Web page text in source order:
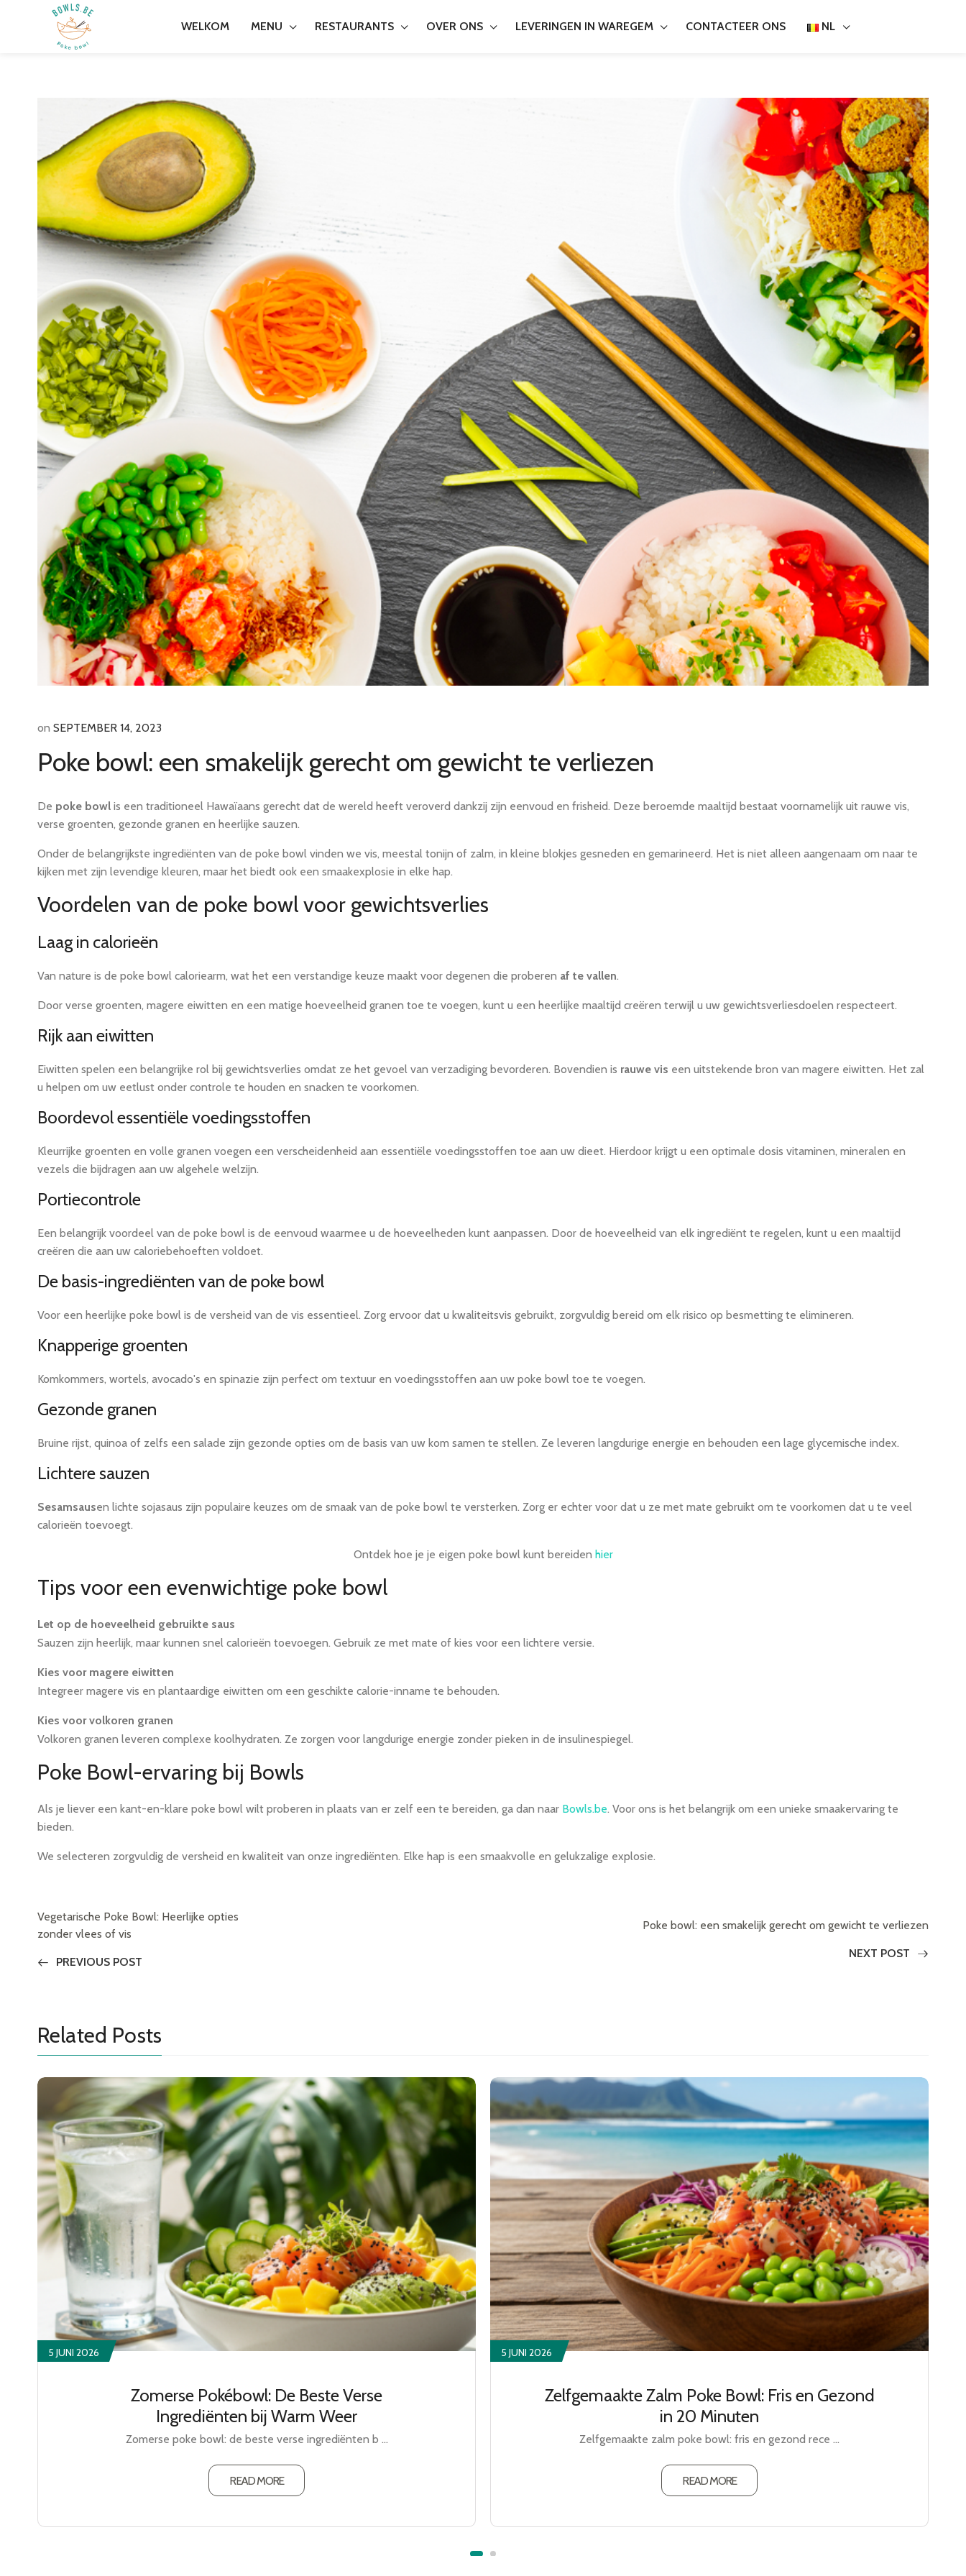
WELKOM MENU RESTAURANTS OVER ONS LEVERINGEN IN WAREGEM CONTACTEER ONS NL
on SEPTEMBER 14, 2023
Poke bowl: een smakelijk gerecht om gewicht te verliezen
De poke bowl is een traditioneel Hawaïaans gerecht dat de wereld heeft veroverd dankzij zijn eenvoud en frisheid. Deze beroemde maaltijd bestaat voornamelijk uit rauwe vis,
verse groenten, gezonde granen en heerlijke sauzen.
Onder de belangrijkste ingrediënten van de poke bowl vinden we vis, meestal tonijn of zalm, in kleine blokjes gesneden en gemarineerd. Het is niet alleen aangenaam om naar te
kijken met zijn levendige kleuren, maar het biedt ook een smaakexplosie in elke hap.
Voordelen van de poke bowl voor gewichtsverlies
Laag in calorieën
Van nature is de poke bowl caloriearm, wat het een verstandige keuze maakt voor degenen die proberen af te vallen.
Door verse groenten, magere eiwitten en een matige hoeveelheid granen toe te voegen, kunt u een heerlijke maaltijd creëren terwijl u uw gewichtsverliesdoelen respecteert.
Rijk aan eiwitten
Eiwitten spelen een belangrijke rol bij gewichtsverlies omdat ze het gevoel van verzadiging bevorderen. Bovendien is rauwe vis een uitstekende bron van magere eiwitten. Het zal
u helpen om uw eetlust onder controle te houden en snacken te voorkomen.
Boordevol essentiële voedingsstoffen
Kleurrijke groenten en volle granen voegen een verscheidenheid aan essentiële voedingsstoffen toe aan uw dieet. Hierdoor krijgt u een optimale dosis vitaminen, mineralen en
vezels die bijdragen aan uw algehele welzijn.
Portiecontrole
Een belangrijk voordeel van de poke bowl is de eenvoud waarmee u de hoeveelheden kunt aanpassen. Door de hoeveelheid van elk ingrediënt te regelen, kunt u een maaltijd
creëren die aan uw caloriebehoeften voldoet.
De basis-ingrediënten van de poke bowl
Voor een heerlijke poke bowl is de versheid van de vis essentieel. Zorg ervoor dat u kwaliteitsvis gebruikt, zorgvuldig bereid om elk risico op besmetting te elimineren.
Knapperige groenten
Komkommers, wortels, avocado's en spinazie zijn perfect om textuur en voedingsstoffen aan uw poke bowl toe te voegen.
Gezonde granen
Bruine rijst, quinoa of zelfs een salade zijn gezonde opties om de basis van uw kom samen te stellen. Ze leveren langdurige energie en behouden een lage glycemische index.
Lichtere sauzen
Sesamsausen lichte sojasaus zijn populaire keuzes om de smaak van de poke bowl te versterken. Zorg er echter voor dat u ze met mate gebruikt om te voorkomen dat u te veel
calorieën toevoegt.
Ontdek hoe je je eigen poke bowl kunt bereiden hier
Tips voor een evenwichtige poke bowl
Let op de hoeveelheid gebruikte saus
Sauzen zijn heerlijk, maar kunnen snel calorieën toevoegen. Gebruik ze met mate of kies voor een lichtere versie.
Kies voor magere eiwitten
Integreer magere vis en plantaardige eiwitten om een geschikte calorie-inname te behouden.
Kies voor volkoren granen
Volkoren granen leveren complexe koolhydraten. Ze zorgen voor langdurige energie zonder pieken in de insulinespiegel.
Poke Bowl-ervaring bij Bowls
Als je liever een kant-en-klare poke bowl wilt proberen in plaats van er zelf een te bereiden, ga dan naar Bowls.be. Voor ons is het belangrijk om een unieke smaakervaring te
bieden.
We selecteren zorgvuldig de versheid en kwaliteit van onze ingrediënten. Elke hap is een smaakvolle en gelukzalige explosie.
PREVIOUS POST
Vegetarische Poke Bowl: Heerlijke opties
zonder vlees of vis
NEXT POST
Poke bowl: een smakelijk gerecht om gewicht te verliezen
Related Posts
5 JUNI 2026
Zomerse Pokébowl: De Beste Verse
Ingrediënten bij Warm Weer
Zomerse poke bowl: de beste verse ingrediënten b ...
READ MORE
5 JUNI 2026
Zelfgemaakte Zalm Poke Bowl: Fris en Gezond
in 20 Minuten
Zelfgemaakte zalm poke bowl: fris en gezond rece ...
READ MORE